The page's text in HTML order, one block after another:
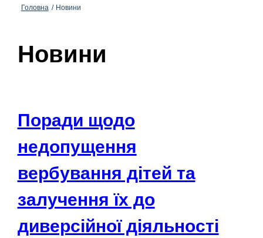
Головна / Новини
Новини
Поради щодо
недопущення
вербування дітей та
залучення їх до
диверсійної діяльності